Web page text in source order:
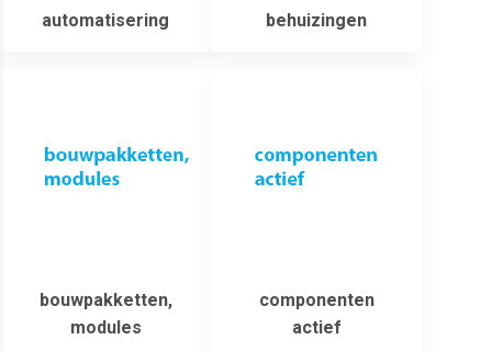
automatisering behuizingen
bouwpakketten,
modules
componenten
actief